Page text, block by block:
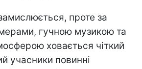
проте за
гучною музикою та
ховається чіткий
учасники повинні